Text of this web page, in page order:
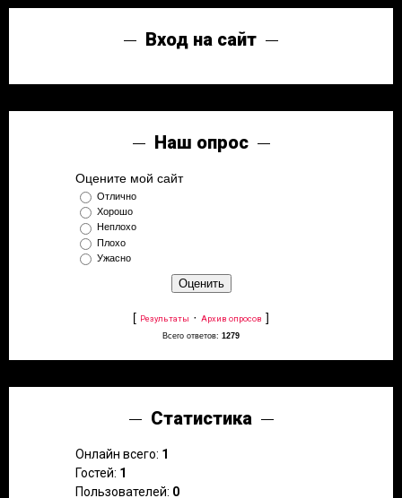
Вход на сайт
Наш опрос
Оцените мой сайт
Отлично
Хорошо
Неплохо
Плохо
Ужасно
[ Результаты · Архив опросов ]
Всего ответов: 1279
Статистика
Онлайн всего: 1
Гостей: 1
Пользователей: 0